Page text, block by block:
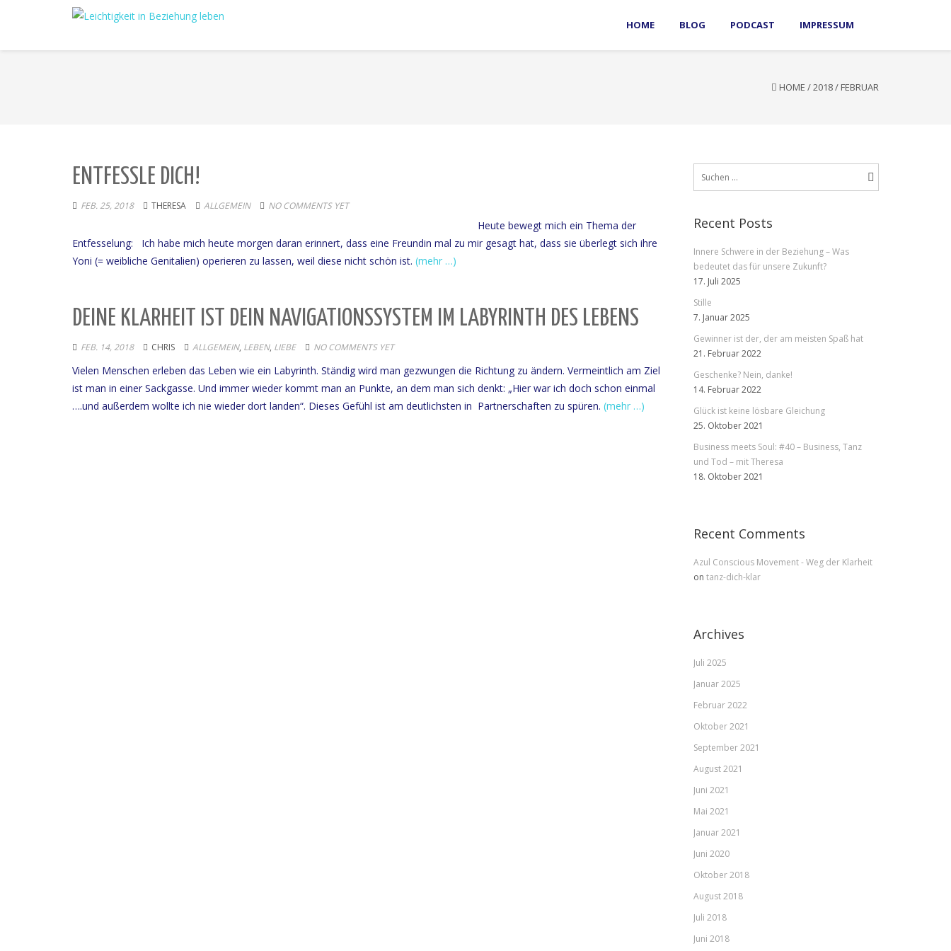
HOME BLOG PODCAST IMPRESSUM
HOME /2018/ FEBRUAR
ENTFESSLE DICH!
FEB. 25, 2018 THERESA ALLGEMEIN NO COMMENTS YET
Heute bewegt mich ein Thema der
Entfesselung: Ich habe mich heute morgen daran erinnert, dass eine Freundin mal zu mir gesagt hat, dass sie überlegt sich ihre
Yoni (= weibliche Genitalien) operieren zu lassen, weil diese nicht schön ist. (mehr …)
DEINE KLARHEIT IST DEIN NAVIGATIONSSYSTEM IM LABYRINTH DES LEBENS
FEB. 14, 2018 CHRIS ALLGEMEIN, LEBEN, LIEBE NO COMMENTS YET
Vielen Menschen erleben das Leben wie ein Labyrinth. Ständig wird man gezwungen die Richtung zu ändern. Vermeintlich am Ziel
ist man in einer Sackgasse. Und immer wieder kommt man an Punkte, an dem man sich denkt: „Hier war ich doch schon einmal
….und außerdem wollte ich nie wieder dort landen“. Dieses Gefühl ist am deutlichsten in Partnerschaften zu spüren. (mehr …)
Suchen
Recent Posts
Innere Schwere in der Beziehung – Was
bedeutet das für unsere Zukunft?
17. Juli 2025
Stille
7. Januar 2025
Gewinner ist der, der am meisten Spaß hat
21. Februar 2022
Geschenke? Nein, danke!
14. Februar 2022
Glück ist keine lösbare Gleichung
25. Oktober 2021
Business meets Soul: #40 – Business, Tanz
und Tod – mit Theresa
18. Oktober 2021
Recent Comments
Azul Conscious Movement - Weg der Klarheit
on tanz-dich-klar
Archives
Juli 2025
Januar 2025
Februar 2022
Oktober 2021
September 2021
August 2021
Juni 2021
Mai 2021
Januar 2021
Juni 2020
Oktober 2018
August 2018
Juli 2018
Juni 2018